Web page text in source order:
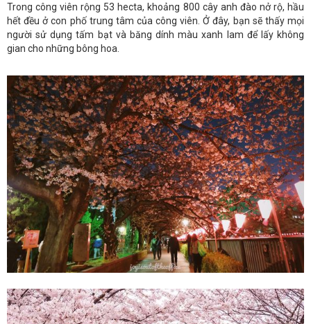
Trong công viên rộng 53 hecta, khoảng 800 cây anh đào nở rộ, hầu
hết đều ở con phố trung tâm của công viên. Ở đây, bạn sẽ thấy mọi
người sử dụng tấm bạt và băng dính màu xanh lam để lấy không
gian cho những bông hoa.